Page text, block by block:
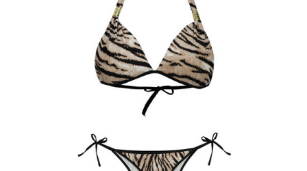
نیم تنه
قفسه ای
توری
بی بند
از جلو باز
برالت
تراینگل
همه بر اساس نوع
بر اساس جنس
بر اساس جنس